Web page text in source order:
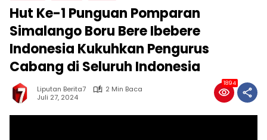
Hut Ke-1 Punguan Pomparan
Simalango Boru Bere Ibebere
Indonesia Kukuhkan Pengurus
Cabang di Seluruh Indonesia
Liputan Berita7
2 Min Baca
Juli 27, 2024
1894